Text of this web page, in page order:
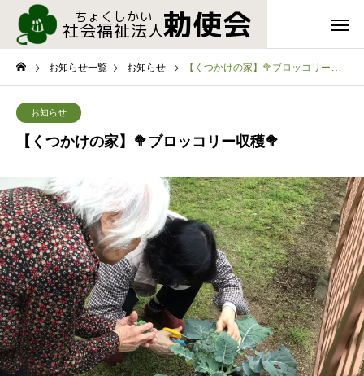
お知らせ一覧 お知らせ 【くつかけの家】🥦ブロッコリー収穫🥦
お知らせ
【くつかけの家】🥦ブロッコリー収穫🥦